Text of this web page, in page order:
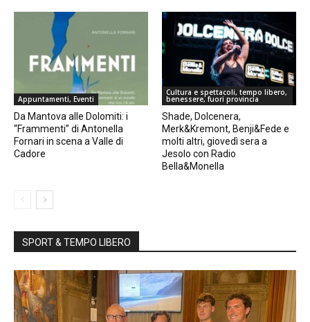
Appuntamenti, Eventi
Da Mantova alle Dolomiti: i
“Frammenti” di Antonella
Fornari in scena a Valle di
Cadore
Cultura e spettacoli, tempo libero,
benessere, fuori provincia
Shade, Dolcenera,
Merk&Kremont, Benji&Fede e
molti altri, giovedì sera a
Jesolo con Radio
Bella&Monella
SPORT & TEMPO LIBERO